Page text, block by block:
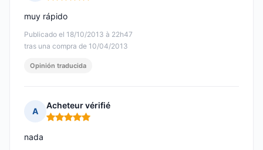
Publicado el 18/10/2013 à 22h47
tras una compra de 10/04/2013
muy rápido
Opinión traducida
A
Acheteur vérifié
Nota: 5 de 5
nada